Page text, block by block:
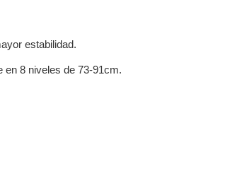
estabilidad.
en 8 niveles de 73-91cm.